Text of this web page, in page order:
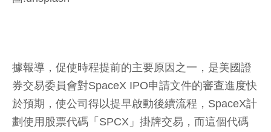
據報導，促使時程提前的主要原因之一，是美國證
券交易委員會對SpaceX IPO申請文件的審查進度快
於預期，使公司得以提早啟動後續流程，SpaceX計
劃使用股票代碼「SPCX」掛牌交易，而這個代碼